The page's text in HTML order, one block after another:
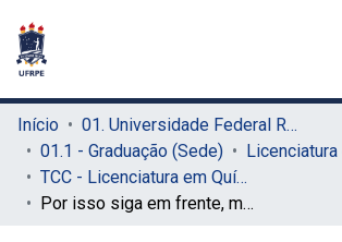
Início
01. Universidade Federal Rural de Pernambuco - UFRPE (Sede)
01.1 - Graduação (Sede)
TCC - Licenciatura em Química (Sede)
Por isso siga em frente, meu bem, não há perigo na esquina – há Trans e Travestis: o ensino de química, a educação popular e o tecer de uma pedagogia transgênera